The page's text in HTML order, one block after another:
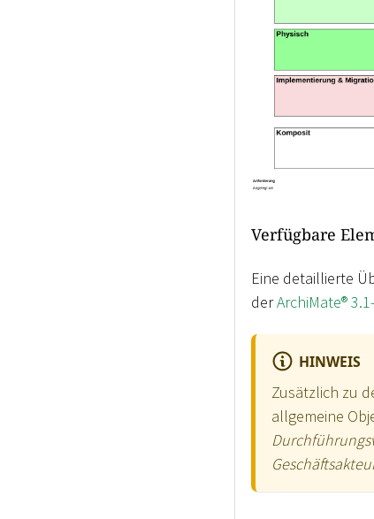
Verfügbare
Eine detaillierte
derArchiMate®
HINWEIS
Zusätzlich zu
allgemeine